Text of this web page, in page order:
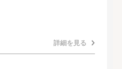
詳細を見る